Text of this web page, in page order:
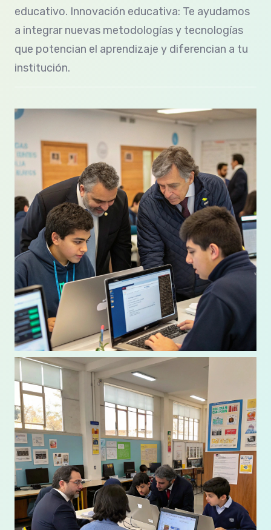
educativo. Innovación educativa: Te ayudamos
a integrar nuevas metodologías y tecnologías
que potencian el aprendizaje y diferencian a tu
institución.